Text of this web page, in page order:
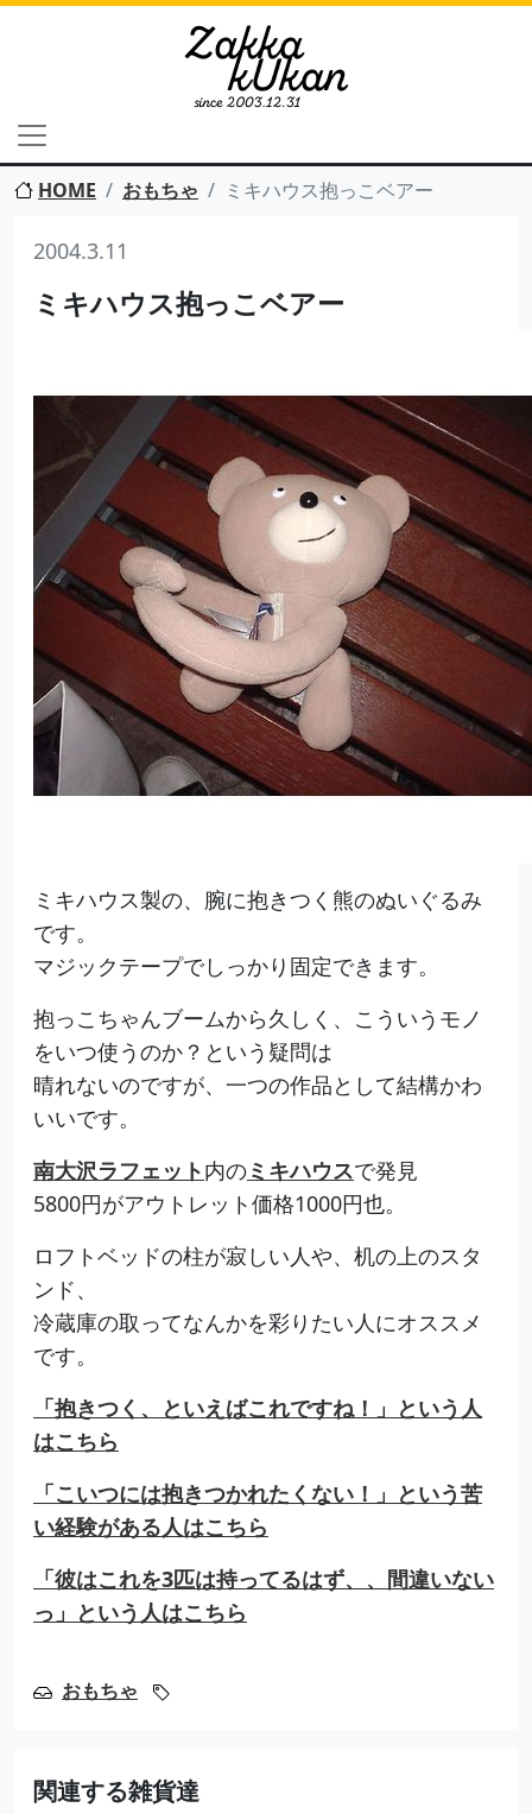
HOME おもちゃ ミキハウス抱っこベアー
2004.3.11
ミキハウス抱っこベアー
ミキハウス製の、腕に抱きつく熊のぬいぐるみ
です。
マジックテープでしっかり固定できます。
抱っこちゃんブームから久しく、こういうモノ
をいつ使うのか？という疑問は
晴れないのですが、一つの作品として結構かわ
いいです。
南大沢ラフェット内のミキハウスで発見
5800円がアウトレット価格1000円也。
ロフトベッドの柱が寂しい人や、机の上のスタ
ンド、
冷蔵庫の取ってなんかを彩りたい人にオススメ
です。
「抱きつく、といえばこれですね！」という人
はこちら
「こいつには抱きつかれたくない！」という苦
い経験がある人はこちら
「彼はこれを3匹は持ってるはず、、間違いない
っ」という人はこちら
おもちゃ
関連する雑貨達